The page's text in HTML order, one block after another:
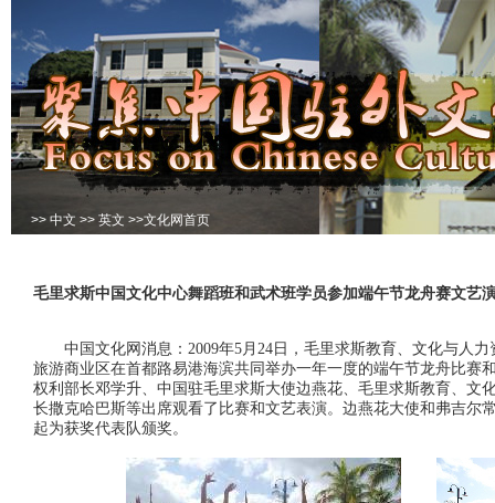
>> 中文 >> 英文 >>文化网首页
毛里求斯中国文化中心舞蹈班和武术班学员参加端午节龙舟赛文艺
中国文化网消息：2009年5月24日，毛里求斯教育、文化与人
旅游商业区在首都路易港海滨共同举办一年一度的端午节龙舟比赛
权利部长邓学升、中国驻毛里求斯大使边燕花、毛里求斯教育、文
长撒克哈巴斯等出席观看了比赛和文艺表演。边燕花大使和弗吉尔
起为获奖代表队颁奖。